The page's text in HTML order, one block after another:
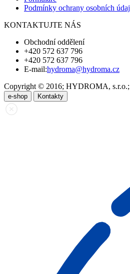
Podmínky ochrany osobních
KONTAKTUJTE NÁS
Obchodní oddělení
+420 572 637 796
+420 572 637 796
E-mail:hydroma@hydroma.cz
Copyright © 2016; HYDROMA, s.r.o.;
e-shop Kontakty